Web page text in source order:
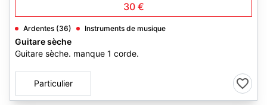
30 €
Ardentes (36) Instruments de musique
Guitare sèche
Guitare sèche. manque 1 corde.
Particulier